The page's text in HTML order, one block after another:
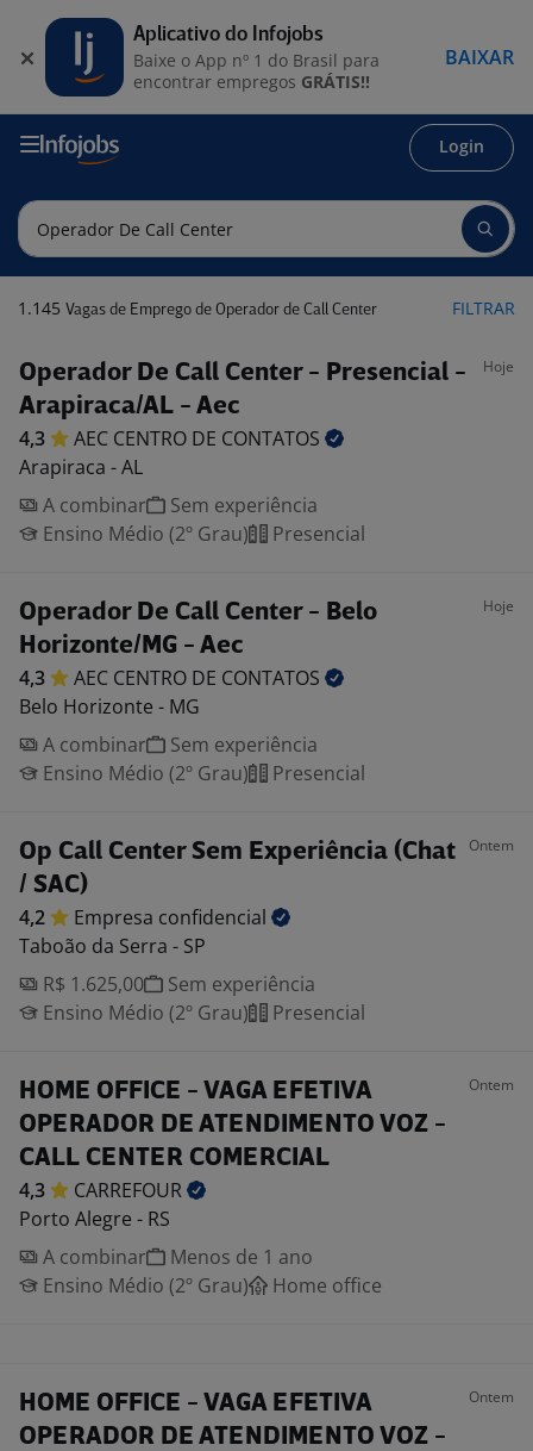
Login
1.145 Vagas de Emprego de Operador de Call Center FILTRAR
Operador De Call Center - Presencial -
Arapiraca/AL - Aec
Hoje
4,3 AEC CENTRO DE CONTATOS
Arapiraca - AL
A combinar
Sem experiência
Ensino Médio (2º Grau)
Presencial
Operador De Call Center - Belo
Horizonte/MG - Aec
Hoje
4,3 AEC CENTRO DE CONTATOS
Belo Horizonte - MG
A combinar
Sem experiência
Ensino Médio (2º Grau)
Presencial
Op Call Center Sem Experiência (Chat
/ SAC)
Ontem
4,2 Empresa confidencial
Taboão da Serra - SP
R$ 1.625,00
Sem experiência
Ensino Médio (2º Grau)
Presencial
HOME OFFICE - VAGA EFETIVA
OPERADOR DE ATENDIMENTO VOZ -
CALL CENTER COMERCIAL
Ontem
4,3
CARREFOUR
Porto Alegre - RS
A combinar
Menos de 1 ano
Ensino Médio (2º Grau)
Home office
HOME OFFICE - VAGA EFETIVA
OPERADOR DE ATENDIMENTO VOZ -
Ontem
Aplicativo do Infojobs
Baixe o App nº 1 do Brasil para
encontrar empregos GRÁTIS!!
BAIXAR